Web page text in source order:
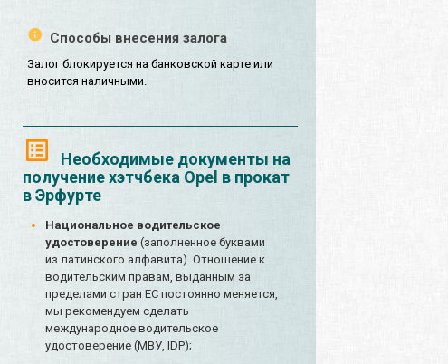
Способы внесения залога
Залог блокируется на банковской карте или
вносится наличными.
Необходимые документы на
получение хэтчбека Opel в прокат
в Эрфурте
Национальное водительское
удостоверение (заполненное буквами
из латинского алфавита). Отношение к
водительским правам, выданным за
пределами стран ЕС постоянно меняется,
мы рекомендуем сделать
международное водительское
удостоверение (МВУ, IDP);